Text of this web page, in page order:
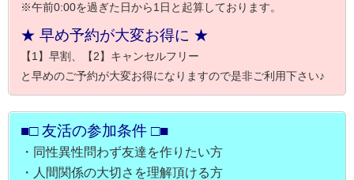
※午前0:00を過ぎた日から1日と起算しております。
★ 早め予約が大変お得に ★
【1】早割、【2】キャンセルフリー
と早めのご予約が大変お得になりますので是非ご利用下さい♪
■□ 友活の参加条件 □■
・同性異性問わず友達を作りたい方
・人間関係の大切さを理解頂ける方